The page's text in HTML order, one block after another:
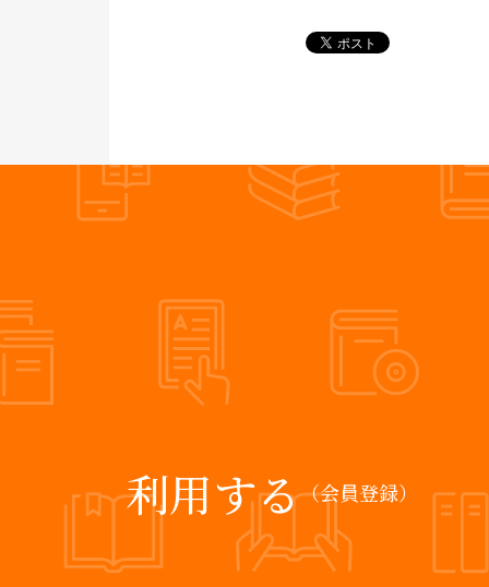
利用する（会員登録）